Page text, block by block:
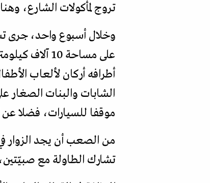
تروج لمأكولات الشارع،
وخلال أسبوع واحد، جرى
أطرافه أركان لألعاب
موقفا للسيارات، فضلا
من الصعب أن يجد الزوار
تشارك الطاولة مع